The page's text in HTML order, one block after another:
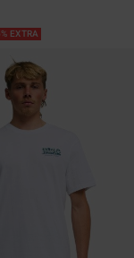
EXTRA